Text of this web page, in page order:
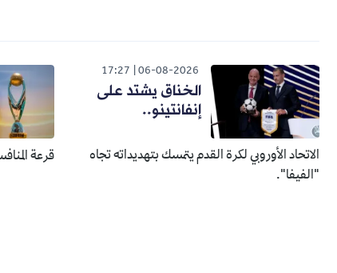
06-08-2026
17:27
الخناق يشتد على
إنفانتينو..
الاتحاد الأوروبي لكرة القدم يتمسك بتهديداته تجاه
"الفيفا".
قرعة